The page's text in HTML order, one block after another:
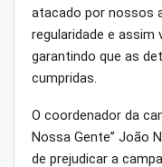
atacado por nossos
regularidade e assim
garantindo que as
cumpridas.
O coordenador da
Nossa Gente” João
de prejudicar a